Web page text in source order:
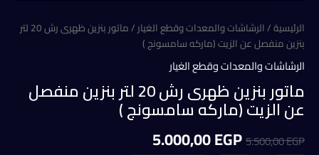
الرئيسية/الرشاشات والمعدات وقطع الغيار
/ ماتور بنزين ظهرى رش 20 لتر
بنزين منفصل عن الزيت (ماركه سامسونج )
الرشاشات والمعدات وقطع الغيار
ماتور بنزين ظهرى رش 20 لتر بنزين منفصل
عن الزيت (ماركه سامسونج )
5.500,00EGP
السعر5.000,00EGP